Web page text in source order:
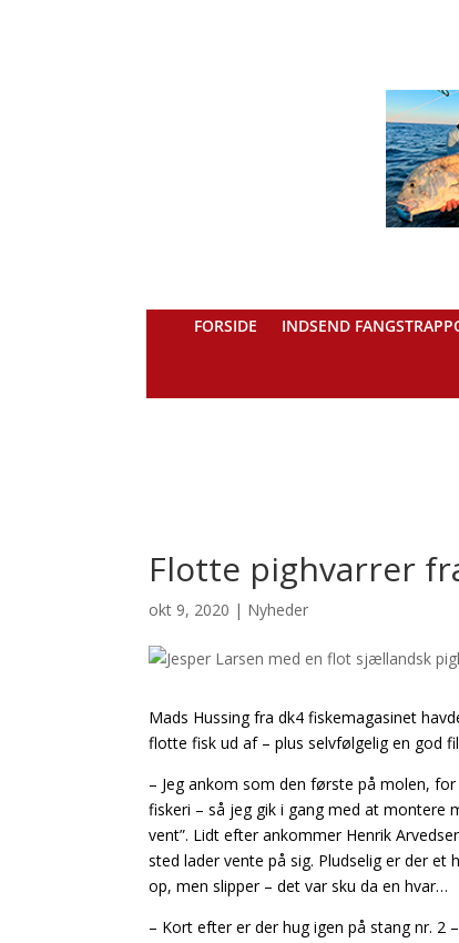
FORSIDE INDSEND
Flotte pighvarrer
okt 9, 2020 | Nyheder
Mads Hussing fra dk4 fiskemagasinet
flotte fisk ud af – plus selvfølgelig en god
– Jeg ankom som den første på molen,
fiskeri – så jeg gik i gang med at
vent”. Lidt efter ankommer Henrik
sted lader vente på sig. Pludselig er der
op, men slipper – det var sku da en hvar…
– Kort efter er der hug igen på stang nr. 2